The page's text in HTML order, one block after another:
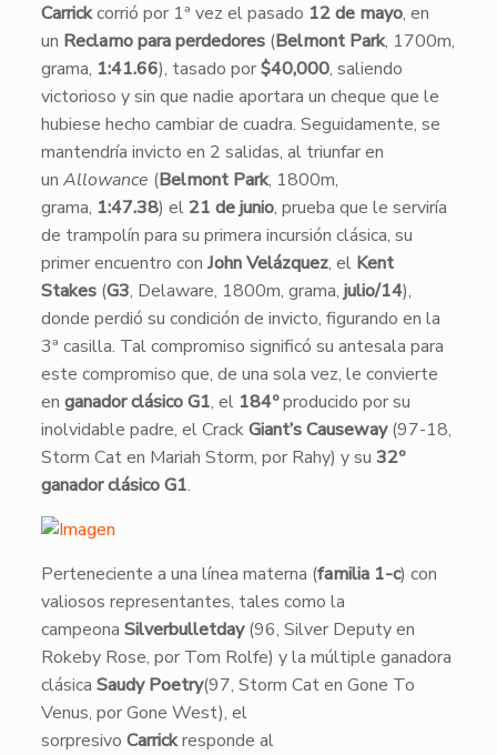
Carrickcorrió por 1ª vez el pasado 12 de mayo, en
un Reclamo para perdedores(Belmont Park, 1700m,
grama, 1:41.66), tasado por$40,000, saliendo
victorioso y sin que nadie aportara un cheque que le
hubiese hecho cambiar de cuadra. Seguidamente, se
mantendría invicto en 2 salidas, al triunfar en
un Allowance (Belmont Park, 1800m,
grama, 1:47.38) el 21 de junio, prueba que le serviría
de trampolín para su primera incursión clásica, su
primer encuentro con John Velázquez, el Kent
Stakes(G3, Delaware, 1800m, grama, julio/14),
donde perdió su condición de invicto, figurando en la
3ª casilla. Tal compromiso significó su antesala para
este compromiso que, de una sola vez, le convierte
en ganador clásico G1, el 184ºproducido por su
inolvidable padre, el CrackGiant’s Causeway(97-18,
Storm Cat en Mariah Storm, por Rahy) y su 32º
ganador clásico G1.
Perteneciente a una línea materna (familia 1-c) con
valiosos representantes, tales como la
campeona Silverbulletday(96, Silver Deputy en
Rokeby Rose, por Tom Rolfe) y la múltiple ganadora
clásica Saudy Poetry(97, Storm Cat en Gone To
Venus, por Gone West), el
sorpresivo Carrickresponde al